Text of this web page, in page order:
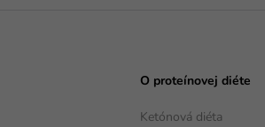
O proteínovej diéte
Ketónová diéta